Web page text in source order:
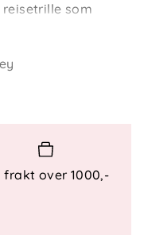
som
funksjonalitet.
den til det
til 4 år, med
komfort og
frakt over 1000,-